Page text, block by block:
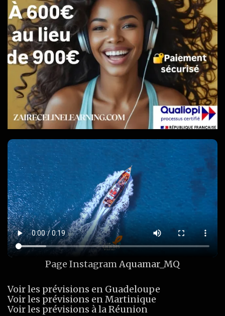
Page InstagramAquamar_MQ
Voir les prévisions en Guadeloupe
Voir les prévisions en Martinique
Voir les prévisions à la Réunion